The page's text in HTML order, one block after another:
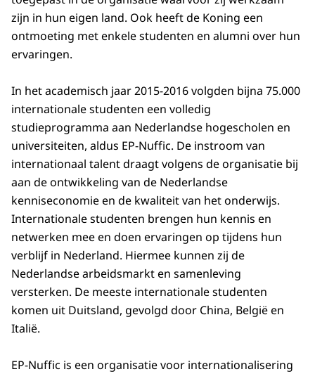
zijn in hun eigen land. Ook heeft de Koning een
ontmoeting met enkele studenten en alumni over hun
ervaringen.
In het academisch jaar 2015-2016 volgden bijna 75.000
internationale studenten een volledig
studieprogramma aan Nederlandse hogescholen en
universiteiten, aldus EP-Nuffic. De instroom van
internationaal talent draagt volgens de organisatie bij
aan de ontwikkeling van de Nederlandse
kenniseconomie en de kwaliteit van het onderwijs.
Internationale studenten brengen hun kennis en
netwerken mee en doen ervaringen op tijdens hun
verblijf in Nederland. Hiermee kunnen zij de
Nederlandse arbeidsmarkt en samenleving
versterken. De meeste internationale studenten
komen uit Duitsland, gevolgd door China, België en
Italië.
EP-Nuffic is een organisatie voor internationalisering